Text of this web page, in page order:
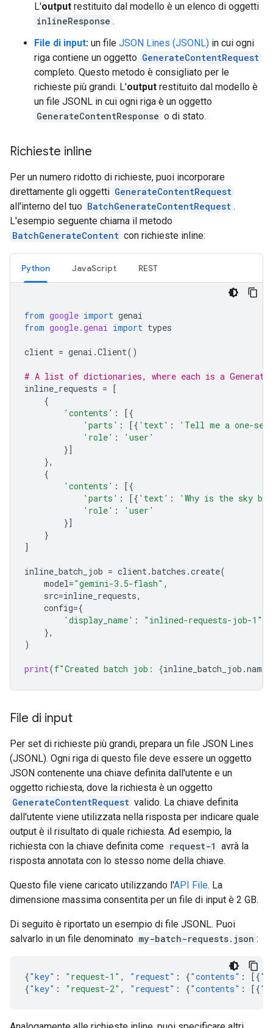
L'output restituito dal modello è un elenco di oggetti
inlineResponse .
File di input: un file JSON Lines (JSONL) in cui ogni
riga contiene un oggetto GenerateContentRequest
completo. Questo metodo è consigliato per le
richieste più grandi. L'output restituito dal modello è
un file JSONL in cui ogni riga è un oggetto
GenerateContentResponse o di stato.
Richieste inline
Per un numero ridotto di richieste, puoi incorporare
direttamente gli oggetti GenerateContentRequest
all'interno del tuo BatchGenerateContentRequest .
L'esempio seguente chiama il metodo
BatchGenerateContent con richieste inline:
Python JavaScript REST
from google import genai
from google.genai import types
client = genai .Client()
# A list of dictionaries, where each is a
inline_requests = [
{
'contents' :
[{
'parts' : [{ 'text' :
'Tell me a one-
'role' :
'user'
}]
},
{
'contents' :
[{
'parts' : [{ 'text' :
'Why is the sky
'role' :
'user'
}]
}
]
inline_batch_job = client.batches .create(
model="gemini-3.5-flash" ,
src=inline_requests,
config={
'display_name' : "inlined-requests-job-1"
},
)
print(f"Created batch job: {inline_batch_job .name
File di input
Per set di richieste più grandi, prepara un file JSON Lines
(JSONL). Ogni riga di questo file deve essere un oggetto
JSON contenente una chiave definita dall'utente e un
oggetto richiesta, dove la richiesta è un oggetto
GenerateContentRequest valido. La chiave definita
dall'utente viene utilizzata nella risposta per indicare quale
output è il risultato di quale richiesta. Ad esempio, la
richiesta con la chiave definita come request-1 avrà la
risposta annotata con lo stesso nome della chiave.
Questo file viene caricato utilizzando l'API File. La
dimensione massima consentita per un file di input è 2 GB.
Di seguito è riportato un esempio di file JSONL. Puoi
salvarlo in un file denominato my-batch-requests.json :
{"key" : "request-1" , "request" : {"contents" : [{
{"key" : "request-2" , "request" : {"contents" : [{